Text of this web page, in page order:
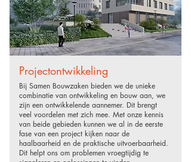
Projectontwikkeling
Bij Samen Bouwzaken bieden we de unieke
combinatie van ontwikkeling en bouw aan, we
zijn een ontwikkelende aannemer. Dit brengt
veel voordelen met zich mee. Met onze kennis
van beide gebieden kunnen we al in de eerste
fase van een project kijken naar de
haalbaarheid en de praktische uitvoerbaarheid.
Dit helpt ons om problemen vroegtijdig te